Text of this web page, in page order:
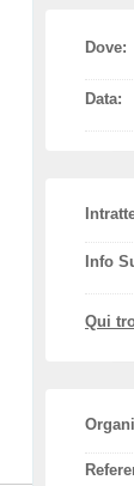
Dove:
Data:
Info
Qui